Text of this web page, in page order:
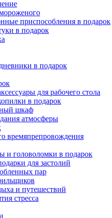
приспособления в подарок
в подарок
в подарок
для рабочего стола
в подарок
шкаф
атмосферы
времяпрепровождения
и головоломки в подарок
для застолий
пар
и путешествий
стресса